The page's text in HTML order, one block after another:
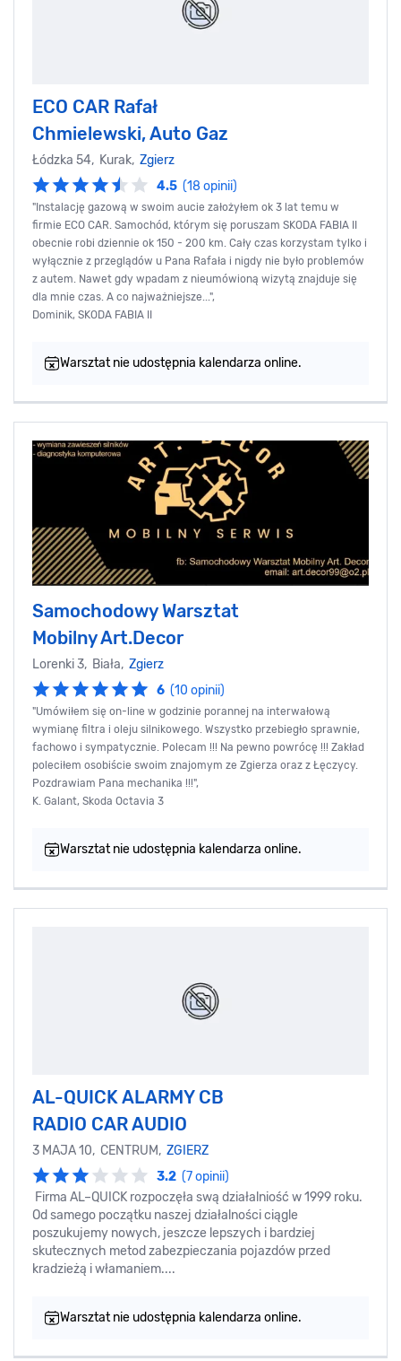
ECO CAR Rafał
Chmielewski, Auto Gaz
Łódzka 54, Kurak, Zgierz
4.5 (18 opinii)
"Instalację gazową w swoim aucie założyłem ok 3 lat temu w
firmie ECO CAR. Samochód, którym się poruszam SKODA FABIA II
obecnie robi dziennie ok 150 - 200 km. Cały czas korzystam tylko i
wyłącznie z przeglądów u Pana Rafała i nigdy nie było problemów
z autem. Nawet gdy wpadam z nieumówioną wizytą znajduje się
dla mnie czas. A co najważniejsze...",
Dominik, SKODA FABIA II
Warsztat nie udostępnia kalendarza online.
Samochodowy Warsztat
Mobilny Art.Decor
Lorenki 3, Biała, Zgierz
6 (10 opinii)
"Umówiłem się on-line w godzinie porannej na interwałową
wymianę filtra i oleju silnikowego. Wszystko przebiegło sprawnie,
fachowo i sympatycznie. Polecam !!! Na pewno powrócę !!! Zakład
poleciłem osobiście swoim znajomym ze Zgierza oraz z Łęczycy.
Pozdrawiam Pana mechanika !!!",
K. Galant, Skoda Octavia 3
Warsztat nie udostępnia kalendarza online.
AL-QUICK ALARMY CB
RADIO CAR AUDIO
3 MAJA 10, CENTRUM, ZGIERZ
3.2 (7 opinii)
Firma AL–QUICK rozpoczęła swą działalniość w 1999 roku.
Od samego początku naszej działalności ciągle
poszukujemy nowych, jeszcze lepszych i bardziej
skutecznych metod zabezpieczania pojazdów przed
kradzieżą i włamaniem....
Warsztat nie udostępnia kalendarza online.